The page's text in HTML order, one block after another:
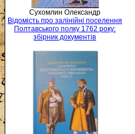
Сухомлин Олександр
Відомість про залінійні поселення
Полтавського полку 1762 року:
збірник документів